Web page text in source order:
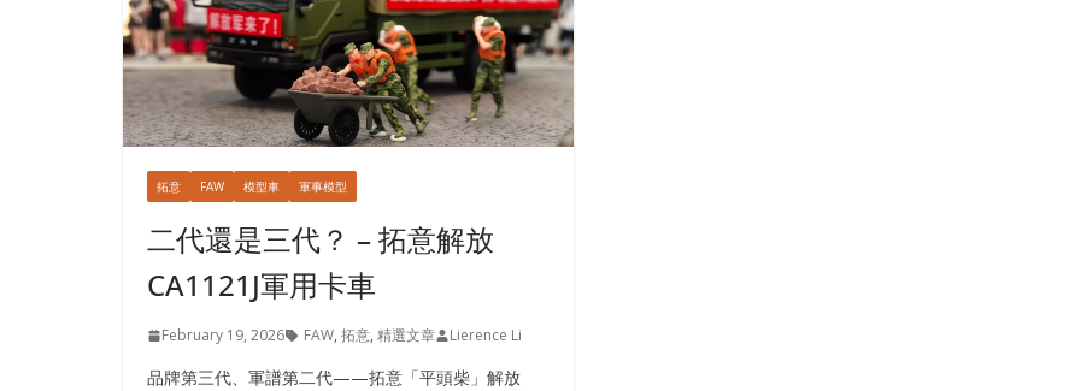
拓意 FAW 模型車 軍事模型
二代還是三代？ – 拓意解放
CA1121J軍用卡車
February 19, 2026 FAW, 拓意, 精選文章 Lierence Li
品牌第三代、軍譜第二代——拓意「平頭柴」解放